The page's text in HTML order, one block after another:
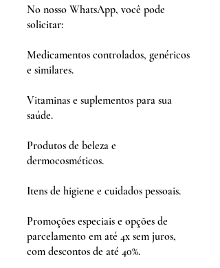
No nosso WhatsApp, você pode
solicitar:
Medicamentos controlados, genéricos
e similares.
Vitaminas e suplementos para sua
saúde.
Produtos de beleza e
dermocosméticos.
Itens de higiene e cuidados pessoais.
Promoções especiais e opções de
parcelamento em até 4x sem juros,
com descontos de até 40%.